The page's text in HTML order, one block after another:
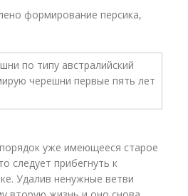
формирование персика,
уже имеющееся старое
следует прибегнуть к
Удалив ненужные ветви